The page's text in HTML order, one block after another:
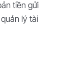
tiền gửi
lý tài